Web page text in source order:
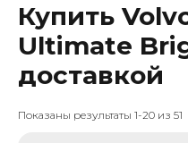
Купить
Ultimate
доставкой
Показаны результаты 1-20 из 51